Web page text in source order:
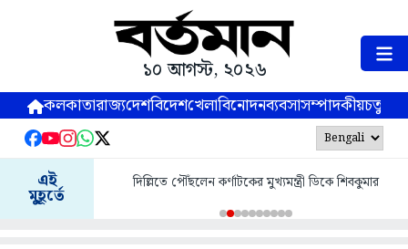
১০ আগস্ট, ২০২৬
কলকাতারাজ্যদেশবিদেশখেলাবিনোদনব্যবসাসম্পাদকীয়
এই
মুহূর্তে
দিল্লিতে পৌঁছলেন কর্ণাটকের মুখ্যমন্ত্রী ডিকে শিবকুমার